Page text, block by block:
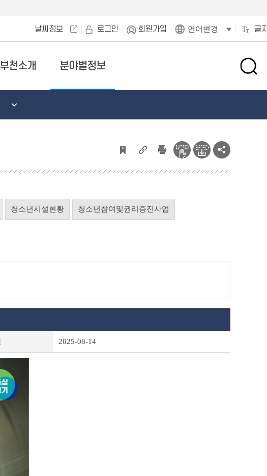
날씨정보 로그인 회원가입 언어변경 글
부천소개 분야별정보
검
창
청소년시설현황 청소년참여및권리증진사업
2025-08-14